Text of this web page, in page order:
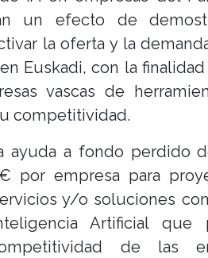
un efecto de
la oferta y la
Euskadi, con la
vascas de
competitividad.
ayuda a fondo perdido
por empresa para
y/o soluciones
Artificial que
de las